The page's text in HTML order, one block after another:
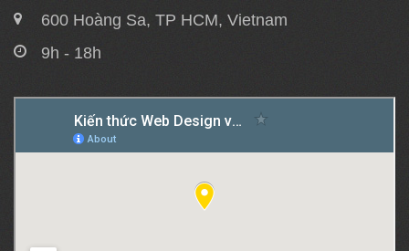
600 Hoàng Sa, TP HCM, Vietnam
9h - 18h